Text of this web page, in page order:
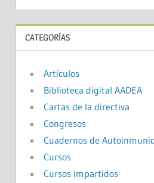
CATEGORÍAS
Artículos
Biblioteca digital AADEA
Cartas de la directiva
Congresos
Cuadernos de
Cursos
Cursos impartidos